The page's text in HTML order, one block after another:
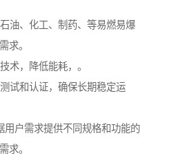
油、化工、制药、等易燃易爆
求。
术，降低能耗，。
试和认证，确保长期稳定运
用户需求提供不同规格和功能的
求。